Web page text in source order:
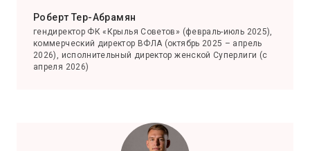
Роберт Тер-Абрамян
гендиректор ФК «Крылья Советов» (февраль-июль 2025),
коммерческий директор ВФЛА (октябрь 2025 – апрель
2026), исполнительный директор женской Суперлиги (с
апреля 2026)